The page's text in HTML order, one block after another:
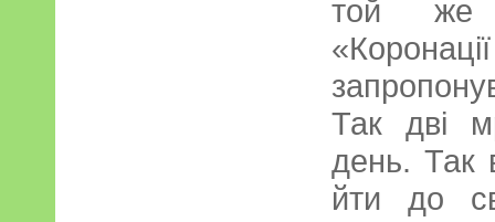
той же
Так дві
день. Так
йти до